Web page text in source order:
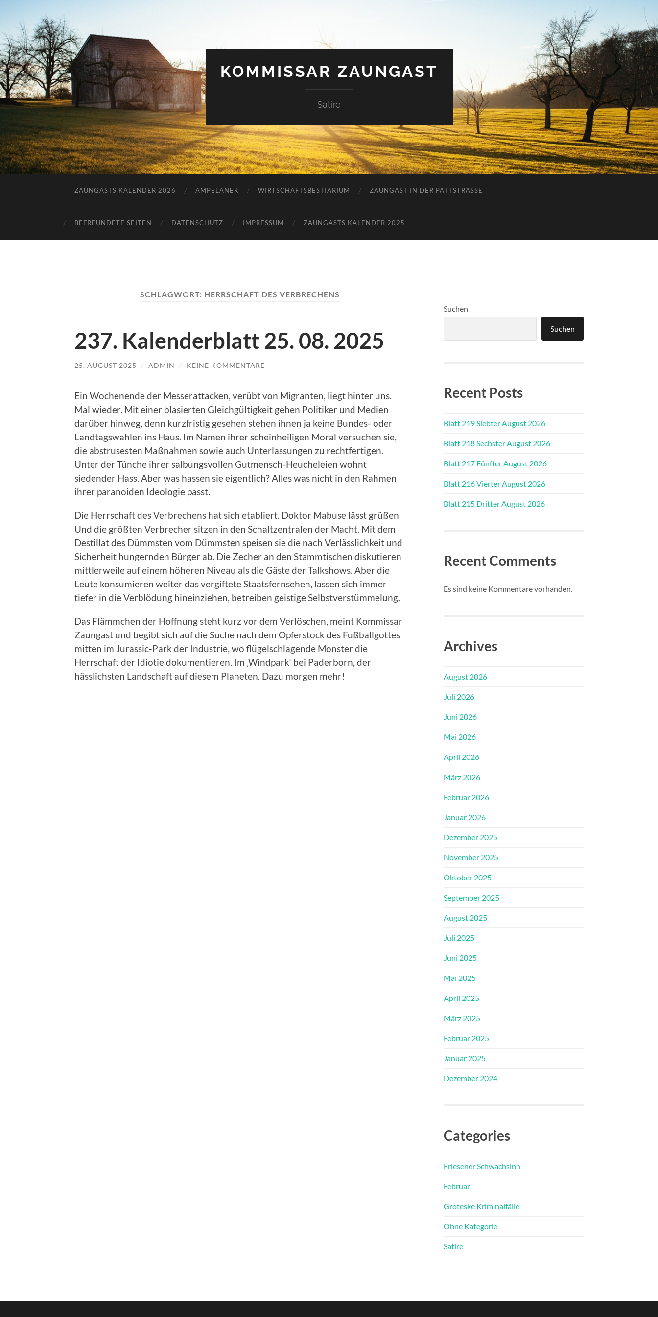
KOMMISSAR ZAUNGAST
Satire
ZAUNGASTS KALENDER 2026 AMPELANER WIRTSCHAFTSBESTIARIUM ZAUNGAST IN DER PATTSTRASSE
BEFREUNDETE SEITEN DATENSCHUTZ IMPRESSUM ZAUNGASTS KALENDER 2025
SCHLAGWORT: HERRSCHAFT DES VERBRECHENS
237. Kalenderblatt 25. 08. 2025
25. AUGUST 2025 / ADMIN / KEINE KOMMENTARE
Ein Wochenende der Messerattacken, verübt von Migranten, liegt hinter uns.
Mal wieder. Mit einer blasierten Gleichgültigkeit gehen Politiker und Medien
darüber hinweg, denn kurzfristig gesehen stehen ihnen ja keine Bundes- oder
Landtagswahlen ins Haus. Im Namen ihrer scheinheiligen Moral versuchen sie,
die abstrusesten Maßnahmen sowie auch Unterlassungen zu rechtfertigen.
Unter der Tünche ihrer salbungsvollen Gutmensch-Heucheleien wohnt
siedender Hass. Aber was hassen sie eigentlich? Alles was nicht in den Rahmen
ihrer paranoiden Ideologie passt.
Die Herrschaft des Verbrechens hat sich etabliert. Doktor Mabuse lässt grüßen.
Und die größten Verbrecher sitzen in den Schaltzentralen der Macht. Mit dem
Destillat des Dümmsten vom Dümmsten speisen sie die nach Verlässlichkeit und
Sicherheit hungernden Bürger ab. Die Zecher an den Stammtischen diskutieren
mittlerweile auf einem höheren Niveau als die Gäste der Talkshows. Aber die
Leute konsumieren weiter das vergiftete Staatsfernsehen, lassen sich immer
tiefer in die Verblödung hineinziehen, betreiben geistige Selbstverstümmelung.
Das Flämmchen der Hoffnung steht kurz vor dem Verlöschen, meint Kommissar
Zaungast und begibt sich auf die Suche nach dem Opferstock des Fußballgottes
mitten im Jurassic-Park der Industrie, wo flügelschlagende Monster die
Herrschaft der Idiotie dokumentieren. Im ‚Windpark‘ bei Paderborn, der
hässlichsten Landschaft auf diesem Planeten. Dazu morgen mehr!
Suchen
Suchen
Recent Posts
Blatt 219 Siebter August 2026
Blatt 218 Sechster August 2026
Blatt 217 Fünfter August 2026
Blatt 216 Vierter August 2026
Blatt 215 Dritter August 2026
Recent Comments
Es sind keine Kommentare vorhanden.
Archives
August 2026
Juli 2026
Juni 2026
Mai 2026
April 2026
März 2026
Februar 2026
Januar 2026
Dezember 2025
November 2025
Oktober 2025
September 2025
August 2025
Juli 2025
Juni 2025
Mai 2025
April 2025
März 2025
Februar 2025
Januar 2025
Dezember 2024
Categories
Erlesener Schwachsinn
Februar
Groteske Kriminalfälle
Ohne Kategorie
Satire